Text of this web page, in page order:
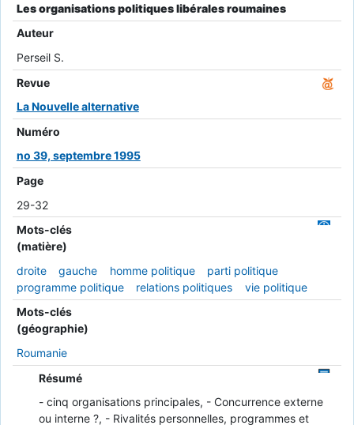
Les organisations politiques libérales roumaines
Auteur
Perseil S.
Revue
La Nouvelle alternative
Numéro
no 39, septembre 1995
Page
29-32
Mots-clés
(matière)
droite
gauche homme politique
parti politique
programme politique
relations politiques
vie politique
Mots-clés
(géographie)
Roumanie
Résumé
- cinq organisations principales, - Concurrence externe
ou interne ?, - Rivalités personnelles, programmes et